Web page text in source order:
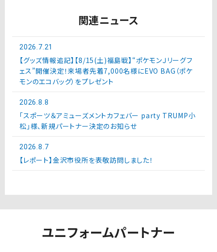
関連ニュース
2026.7.21
【グッズ情報追記】【8/15(土)福島戦】“ポケモンＪリーグフ
ェス”開催決定！来場者先着7,000名様にEVO BAG（ポケ
モンのエコバッグ）をプレゼント
2026.8.8
「スポーツ＆アミューズメントカフェバー party TRUMP小
松」様、新規パートナー決定のお知らせ
2026.8.7
【レポート】金沢市役所を表敬訪問しました！
ユニフォームパートナー